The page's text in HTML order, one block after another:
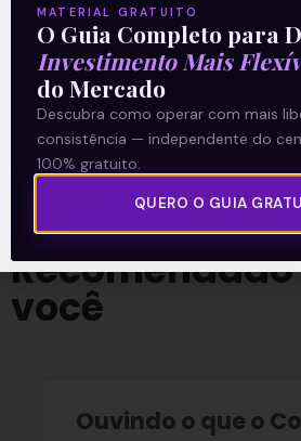
O conteúdo foi útil para você?
você
Ouvindo o que o
MATERIAL GRATUITO
O Guia Completo para
Investimento Mais
do Mercado
Descubra como operar com mais
consistência — independente do
100% gratuito.
QUERO O GUIA